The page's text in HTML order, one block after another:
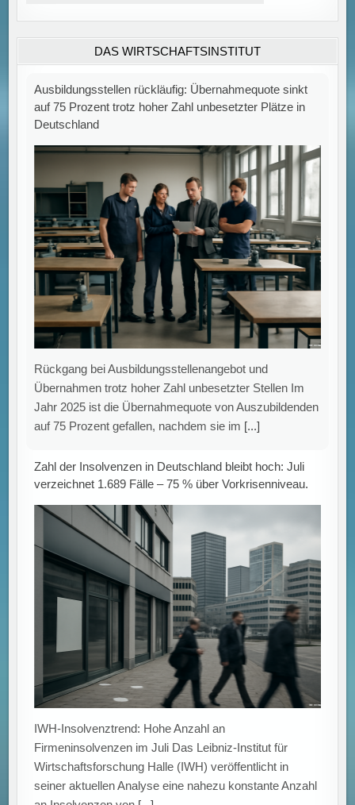
DAS WIRTSCHAFTSINSTITUT
Rückgang bei Ausbildungsstellenangebot und
Übernahmen trotz hoher Zahl unbesetzter Stellen Im
Jahr 2025 ist die Übernahmequote von Auszubildenden
auf 75 Prozent gefallen, nachdem sie im[...]
Zahl der Insolvenzen in Deutschland bleibt hoch: Juli
verzeichnet 1.689 Fälle – 75 % über Vorkrisenniveau.
IWH-Insolvenztrend: Hohe Anzahl an
Firmeninsolvenzen im Juli Das Leibniz-Institut für
Wirtschaftsforschung Halle (IWH) veröffentlicht in
seiner aktuellen Analyse eine nahezu konstante Anzahl
an Insolvenzen von
Eltern bereit zu zahlen: Soziale Faktoren beeinflussen
die Nutzung von KI für Hausaufgaben und Lernhilfen.